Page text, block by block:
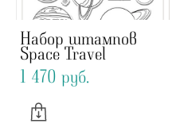
Набор штампов
Space Travel
1 470 pуб.